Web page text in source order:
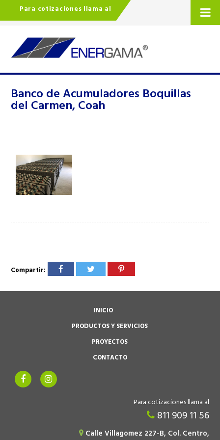
Para cotizaciones llama al
Banco de Acumuladores Boquillas
del Carmen, Coah
Compartir:
INICIO
PRODUCTOS Y SERVICIOS
PROYECTOS
CONTACTO
Para cotizaciones llama al
811 909 11 56
Calle Villagomez 227-B, Col. Centro,